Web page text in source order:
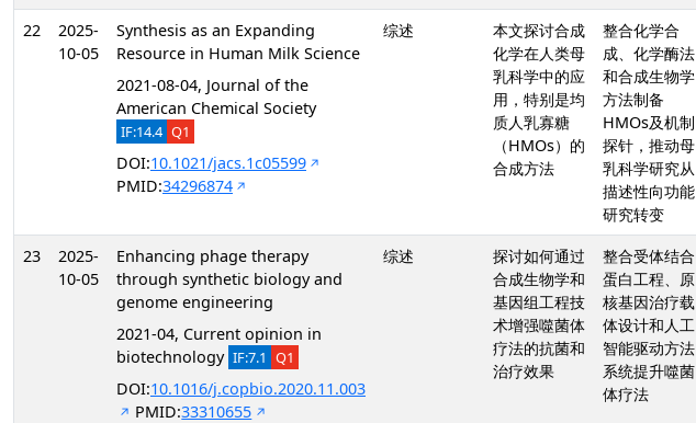
22
2025-
10-05
Synthesis as an Expanding
Resource in Human Milk Science
2021-08-04, Journal of the
American Chemical Society
IF:14.4 Q1
DOI:10.1021/jacs.1c05599
PMID:34296874
综述
本文探讨合成
化学在人类母
乳科学中的应
用，特别是均
质人乳寡糖
（HMOs）的
合成方法
整合化学合
成、化学酶法
和合成生物学
方法制备
HMOs及机制
探针，推动母
乳科学研究从
描述性向功能
研究转变
23
2025-
10-05
Enhancing phage therapy
through synthetic biology and
genome engineering
2021-04, Current opinion in
biotechnology IF:7.1 Q1
DOI:10.1016/j.copbio.2020.11.003
PMID:33310655
综述
探讨如何通过
合成生物学和
基因组工程技
术增强噬菌体
疗法的抗菌和
治疗效果
整合受体结合
蛋白工程、原
核基因治疗载
体设计和人工
智能驱动方法
系统提升噬菌
体疗法